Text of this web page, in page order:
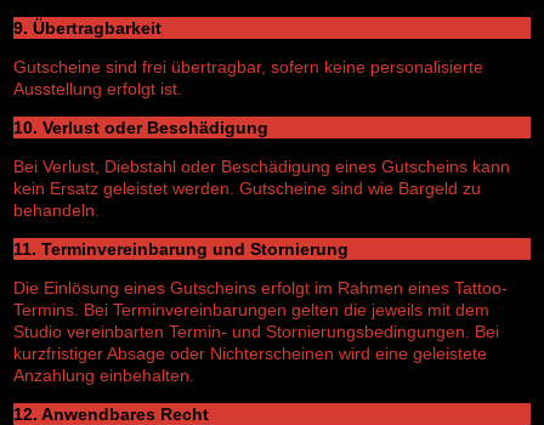
9. Übertragbarkeit
Gutscheine sind frei übertragbar, sofern keine personalisierte
Ausstellung erfolgt ist.
10. Verlust oder Beschädigung
Bei Verlust, Diebstahl oder Beschädigung eines Gutscheins kann
kein Ersatz geleistet werden. Gutscheine sind wie Bargeld zu
behandeln.
11. Terminvereinbarung und Stornierung
Die Einlösung eines Gutscheins erfolgt im Rahmen eines Tattoo-
Termins. Bei Terminvereinbarungen gelten die jeweils mit dem
Studio vereinbarten Termin- und Stornierungsbedingungen. Bei
kurzfristiger Absage oder Nichterscheinen wird eine geleistete
Anzahlung einbehalten.
12. Anwendbares Recht